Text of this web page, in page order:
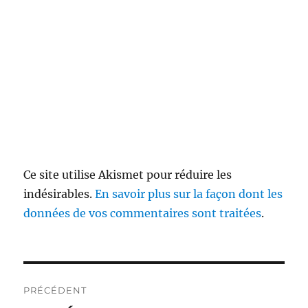
Ce site utilise Akismet pour réduire les
indésirables.En savoir plus sur la façon dont les
données de vos commentaires sont traitées.
PRÉCÉDENT